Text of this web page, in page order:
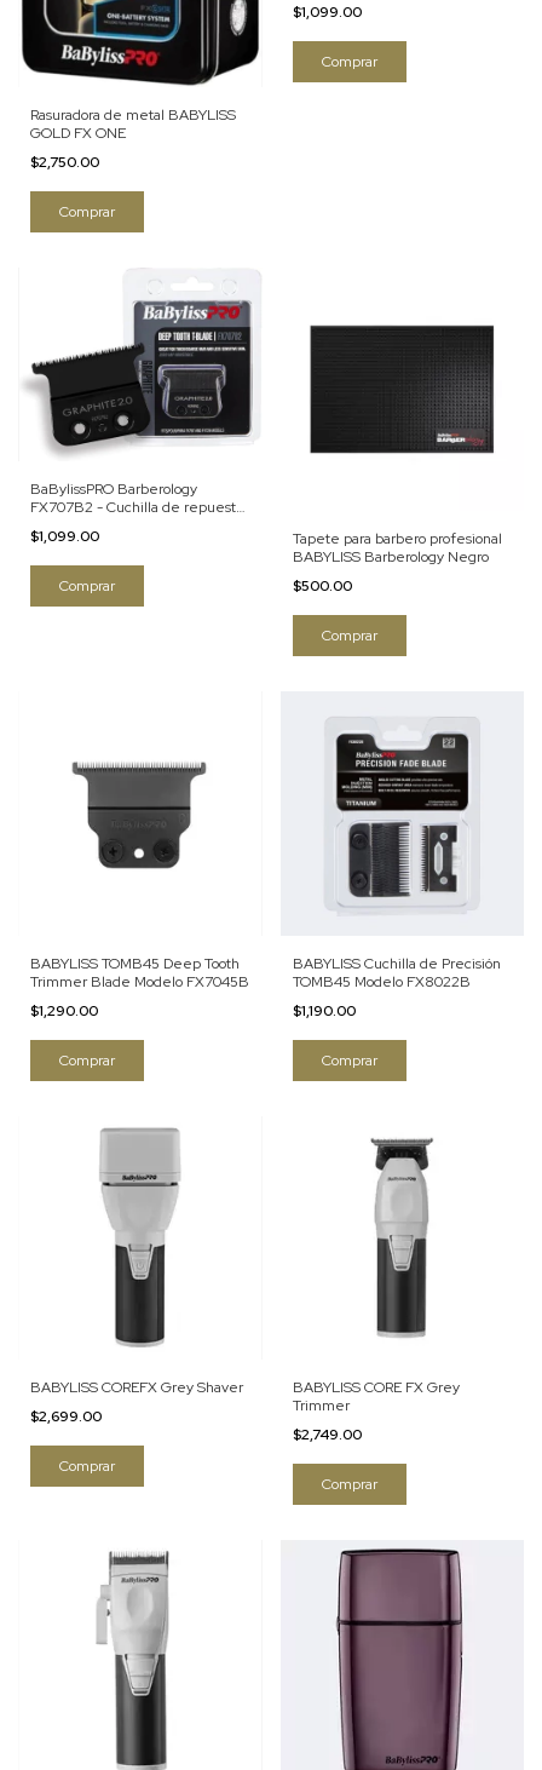
Rasuradora de metal BABYLISS
GOLD FX ONE
$2,750.00
$1,099.00
BaBylissPRO Barberology
FX707B2 - Cuchilla de repuesto
para recortadoras de pelo (grafito
de dientes profundos), color
negro
$1,099.00
Tapete para barbero profesional
BABYLISS Barberology Negro
$500.00
BABYLISS TOMB45 Deep Tooth
Trimmer Blade Modelo FX7045B
$1,290.00
BABYLISS Cuchilla de Precisión
TOMB45 Modelo FX8022B
$1,190.00
BABYLISS COREFX Grey Shaver
$2,699.00
BABYLISS CORE FX Grey
Trimmer
$2,749.00